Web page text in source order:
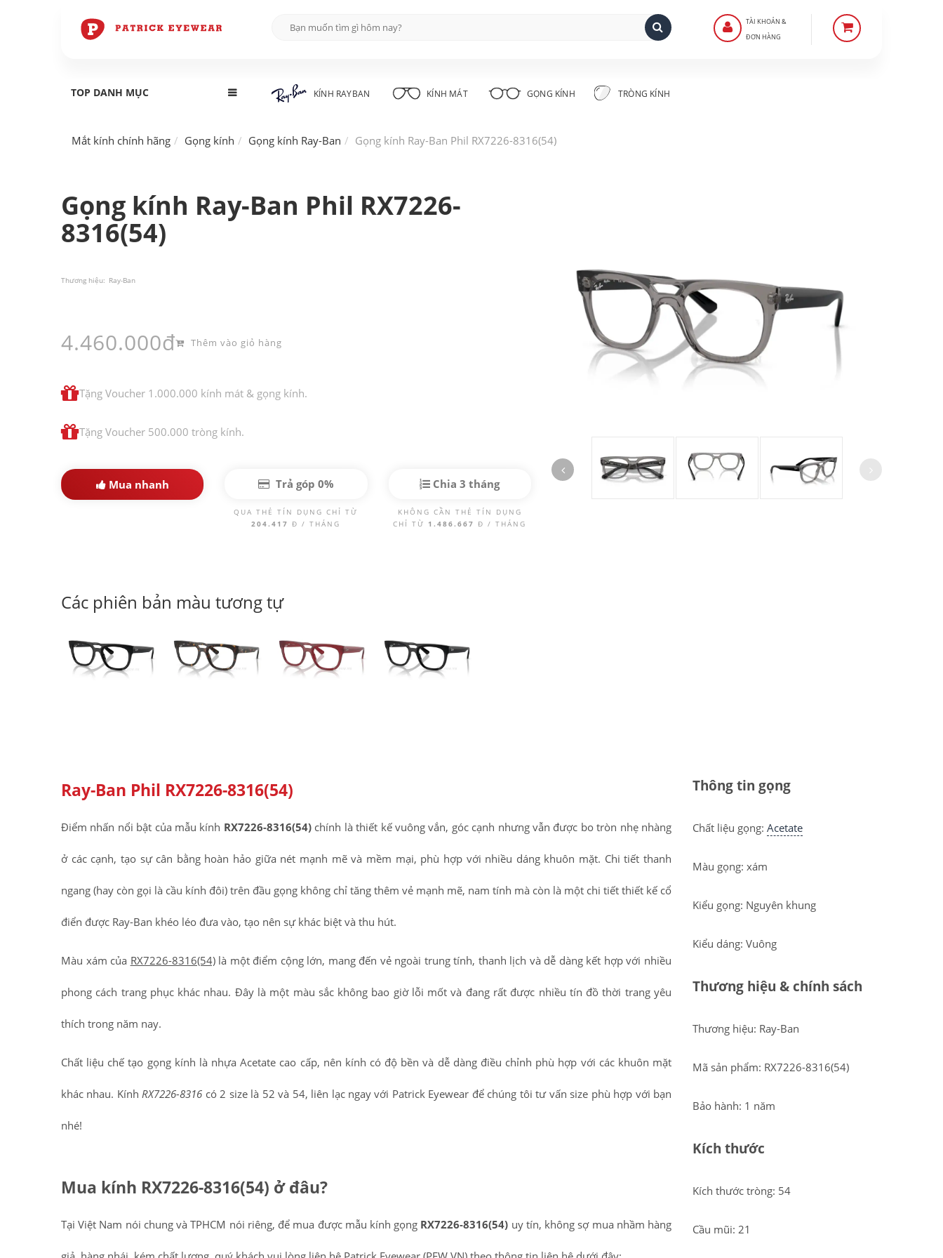
TÀI KHOẢN &
ĐƠN HÀNG
TOP DANH MỤC KÍNH RAYBAN KÍNH MÁT GỌNG KÍNH TRÒNG KÍNH
Mắt kính chính hãng Gọng kính Gọng kính Ray-Ban Gọng kính Ray-Ban Phil RX7226-8316(54)
Gọng kính Ray-Ban Phil RX7226-
8316(54)
Thương hiệu: Ray-Ban
4.460.000đ Thêm vào giỏ hàng
Tặng Voucher 1.000.000 kính mát & gọng kính.
Tặng Voucher 500.000 tròng kính.
Mua nhanh Trả góp 0%
QUA THẺ TÍN DỤNG CHỈ TỪ
204.417Đ / THÁNG
Chia 3 tháng
KHÔNG CẦN THẺ TÍN DỤNG
CHỈ TỪ 1.486.667Đ / THÁNG
Các phiên bản màu tương tự
Ray-Ban Phil RX7226-8316(54)
Điểm nhấn nổi bật của mẫu kính RX7226-8316(54)chính là thiết kế vuông vắn, góc cạnh nhưng vẫn được bo tròn nhẹ nhàng
ở các cạnh, tạo sự cân bằng hoàn hảo giữa nét mạnh mẽ và mềm mại, phù hợp với nhiều dáng khuôn mặt. Chi tiết thanh
ngang (hay còn gọi là cầu kính đôi) trên đầu gọng không chỉ tăng thêm vẻ mạnh mẽ, nam tính mà còn là một chi tiết thiết kế cổ
điển được Ray-Ban khéo léo đưa vào, tạo nên sự khác biệt và thu hút.
Màu xám của RX7226-8316(54)là một điểm cộng lớn, mang đến vẻ ngoài trung tính, thanh lịch và dễ dàng kết hợp với nhiều
phong cách trang phục khác nhau. Đây là một màu sắc không bao giờ lỗi mốt và đang rất được nhiều tín đồ thời trang yêu
thích trong năm nay.
Chất liệu chế tạo gọng kính là nhựa Acetate cao cấp, nên kính có độ bền và dễ dàng điều chỉnh phù hợp với các khuôn mặt
khác nhau. KínhRX7226-8316 có 2 size là 52 và 54, liên lạc ngay với Patrick Eyewear để chúng tôi tư vấn size phù hợp với bạn
nhé!
Mua kính RX7226-8316(54) ở đâu?
Tại Việt Nam nói chung và TPHCM nói riêng, để mua được mẫu kính gọng RX7226-8316(54) uy tín, không sợ mua nhầm hàng
Thông tin gọng
Chất liệu gọng: Acetate
Màu gọng: xám
Kiểu gọng: Nguyên khung
Kiểu dáng: Vuông
Thương hiệu & chính sách
Thương hiệu: Ray-Ban
Mã sản phẩm: RX7226-8316(54)
Bảo hành: 1 năm
Kích thước
Kích thước tròng: 54
Cầu mũi: 21